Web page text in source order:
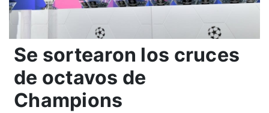
Se sortearon los cruces
de octavos de
Champions